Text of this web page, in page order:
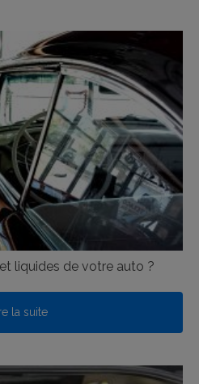
liquides de votre auto ?
la suite